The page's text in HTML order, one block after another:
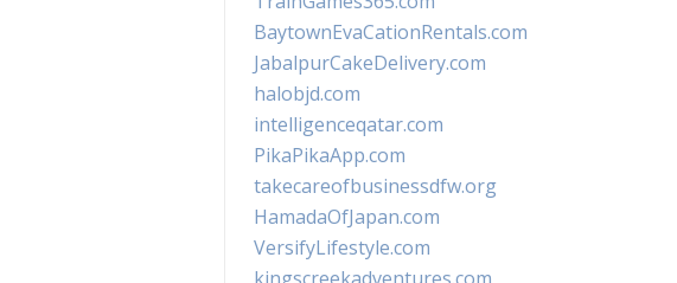
BaytownEvaCationRentals.com
JabalpurCakeDelivery.com
halobjd.com
intelligenceqatar.com
PikaPikaApp.com
takecareofbusinessdfw.org
HamadaOfJapan.com
VersifyLifestyle.com